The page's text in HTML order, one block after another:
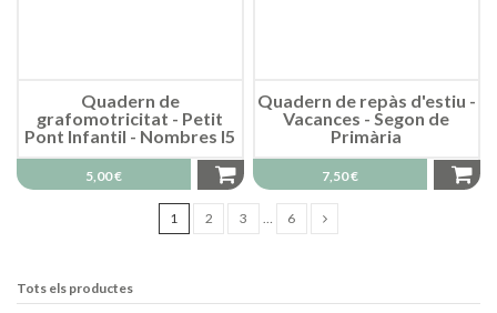
Quadern de
grafomotricitat - Petit
Pont Infantil - Nombres I5
5,00 €
Quadern de repàs d'estiu -
Vacances - Segon de
Primària
7,50 €
1 2 3 … 6
Tots els productes